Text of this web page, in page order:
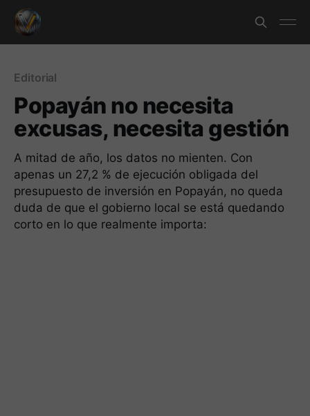
Editorial
Popayán no necesita
excusas, necesita gestión
A mitad de año, los datos no mienten. Con
apenas un 27,2 % de ejecución obligada del
presupuesto de inversión en Popayán, no queda
duda de que el gobierno local se está quedando
corto en lo que realmente importa: